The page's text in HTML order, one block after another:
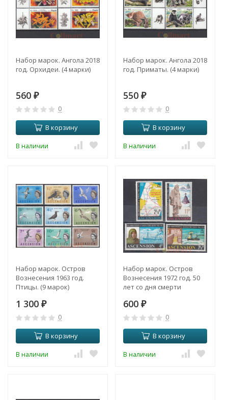
Набор марок. Ангола 2018
год. Орхидеи. (4 марки)
560 ₽
0
В корзину
В наличии
Набор марок. Ангола 2018
год. Приматы. (4 марки)
550 ₽
0
В корзину
В наличии
Набор марок. Остров
Вознесения 1963 год.
Птицы. (9 марок)
1 300 ₽
0
В корзину
В наличии
Набор марок. Остров
Вознесения 1972 год. 50
лет со дня смерти
марки.
600 ₽
0
В корзину
В наличии